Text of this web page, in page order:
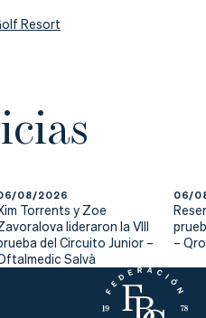
Resort
08/2026
Torrents y Zoe
lideraron la VIII
del Circuito Junior –
Salvà
06/
–